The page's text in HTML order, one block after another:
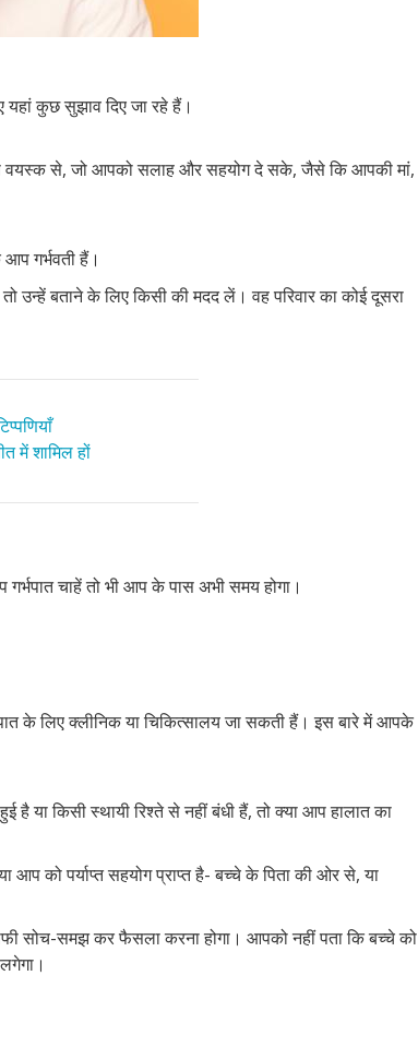
कुछ सुझाव दिए जा रहे हैं।
वयस्क से, जो आपको सलाह और सहयोग दे सके, जैसे कि आपकी मां,
गर्भवती हैं।
बताने के लिए किसी की मदद लें। वह परिवार का कोई दूसरा
में शामिल हों
चाहें तो भी आप के पास अभी समय होगा।
के लिए क्लीनिक या चिकित्सालय जा सकती हैं। इस बारे में आपके
या किसी स्थायी रिश्ते से नहीं बंधी हैं, तो क्या आप हालात का
को पर्याप्त सहयोग प्राप्त है- बच्चे के पिता की ओर से, या
सोच-समझ कर फैसला करना होगा। आपको नहीं पता कि बच्चे को